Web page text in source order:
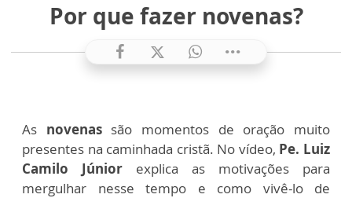
Por que fazer novenas?
As novenas são momentos de oração muito
presentes na caminhada cristã. No vídeo, Pe. Luiz
Camilo Júnior explica as motivações para
mergulhar nesse tempo e como vivê-lo de